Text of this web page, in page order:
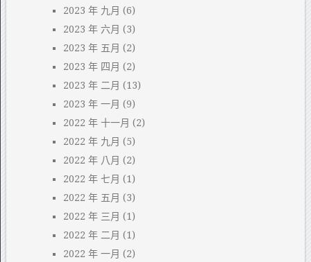
2023 年 九月 (6)
2023 年 六月 (3)
2023 年 五月 (2)
2023 年 四月 (2)
2023 年 二月 (13)
2023 年 一月 (9)
2022 年 十一月 (2)
2022 年 九月 (5)
2022 年 八月 (2)
2022 年 七月 (1)
2022 年 五月 (3)
2022 年 三月 (1)
2022 年 二月 (1)
2022 年 一月 (2)